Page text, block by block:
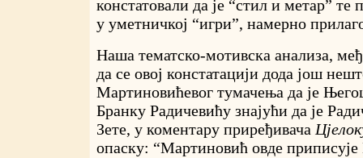
констатовали да је “стил и метар”
у уметничкој “игри”, намерно
Наша тематско-мотивска анализа,
да се овој констатацији дода још
Мартиновићевог тумачења да је
Бранку Радичевићу знајући да је
Зете, у коментару приређивача
опаску: “Мартиновић овде